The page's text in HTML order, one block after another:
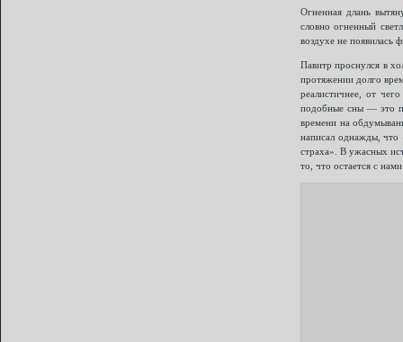
Огненная длань
словно огненный
воздухе не появилась
Павитр проснулся в
протяжении долго
реалистичнее, от
подобные сны — это
времени на
написал однажды, что
страха». В ужасных
то, что остается с